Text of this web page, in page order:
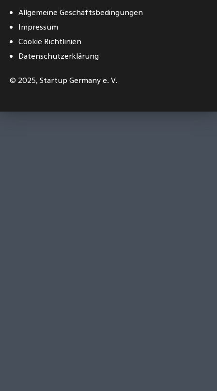
Allgemeine Geschäftsbedingungen
Impressum
Cookie Richtlinien
Datenschutzerklärung
© 2025,Startup Germany e. V.